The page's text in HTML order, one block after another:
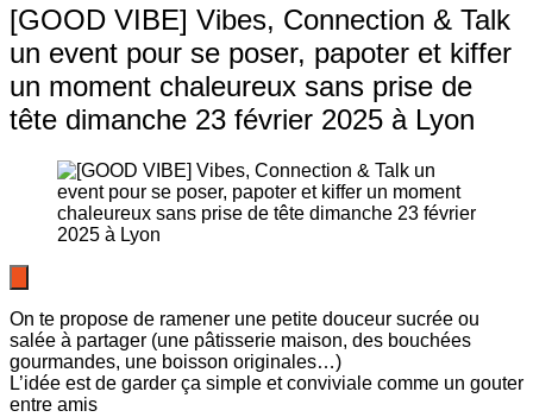
[GOOD VIBE] Vibes, Connection & Talk
un event pour se poser, papoter et kiffer
un moment chaleureux sans prise de
tête dimanche 23 février 2025 à Lyon
On te propose de ramener une petite douceur sucrée ou
salée à partager (une pâtisserie maison, des bouchées
gourmandes, une boisson originales…)
L’idée est de garder ça simple et conviviale comme un gouter
entre amis